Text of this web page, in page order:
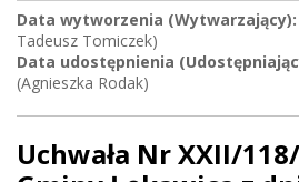
Data wytworzenia (Wytwarzający):
Tadeusz Tomiczek)
Data udostępnienia
(Agnieszka Rodak)
Uchwała Nr XXII/